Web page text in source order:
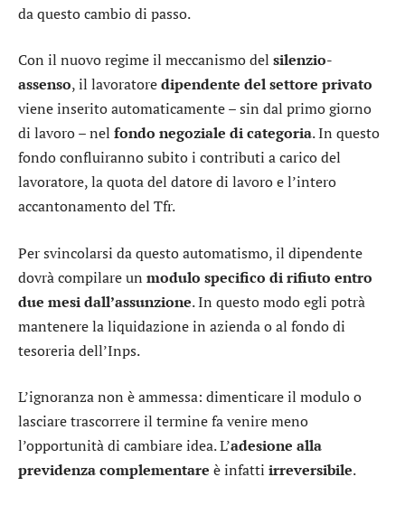
da questo cambio di passo.
Con il nuovo regime il meccanismo del silenzio-
assenso, il lavoratoredipendente del settore privato
viene inserito automaticamente – sin dal primo giorno
di lavoro – nel fondo negoziale di categoria. In questo
fondo confluiranno subito i contributi a carico del
lavoratore, la quota del datore di lavoro e l’intero
accantonamento del Tfr.
Per svincolarsi da questo automatismo, il dipendente
dovrà compilare un modulo specifico di rifiuto entro
due mesi dall’assunzione. In questo modo egli potrà
mantenere la liquidazione in azienda o al fondo di
tesoreria dell’Inps.
L’ignoranza non è ammessa: dimenticare il modulo o
lasciare trascorrere il termine fa venire meno
l’opportunità di cambiare idea. L’adesione alla
previdenza complementare è infatti irreversibile.